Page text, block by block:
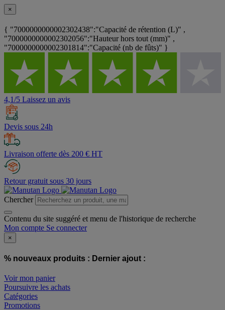
×
{ "7000000000002302438":"Capacité de rétention (L)" ,
"7000000000002302056":"Hauteur hors tout (mm)" ,
"7000000000002301814":"Capacité (nb de fûts)" }
4,1/5 Laissez un avis
Devis sous 24h
Livraison offerte dès 200 € HT
Retour gratuit sous 30 jours
Chercher
Contenu du site suggéré et menu de l'historique de recherche
Mon compte Se connecter
×
% nouveaux produits : Dernier ajout :
Voir mon panier
Poursuivre les achats
Catégories
Promotions